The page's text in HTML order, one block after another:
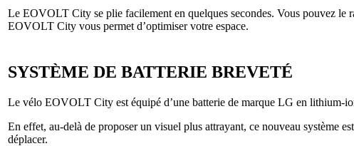
Le EOVOLT City se plie facilement en quelques secondes. Vous pouvez le
EOVOLT City vous permet d’optimiser votre espace.
SYSTÈME DE BATTERIE BREVETÉ
Le vélo EOVOLT City est équipé d’une batterie de marque LG en lithium-
En effet, au-delà de proposer un visuel plus attrayant, ce nouveau système
déplacer.